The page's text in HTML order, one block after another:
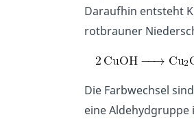
Daraufhin entsteht
rotbrauner
Die Farbwechsel
eine Aldehydgruppe